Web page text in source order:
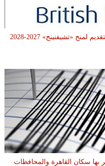
السفارة البريطانية بالقاهرة تفتح باب التقديم لمنح «تشيفنينج» 2027-2028
5.7 درجة يشعر بها سكان القاهرة والمحافظات